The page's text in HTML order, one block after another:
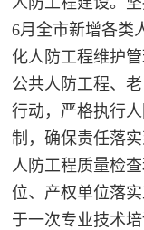
6月全市新增各类
化人防工程维护
公共人防工程、
行动，严格执行
制，确保责任落
人防工程质量检
位、产权单位落
于一次专业技术